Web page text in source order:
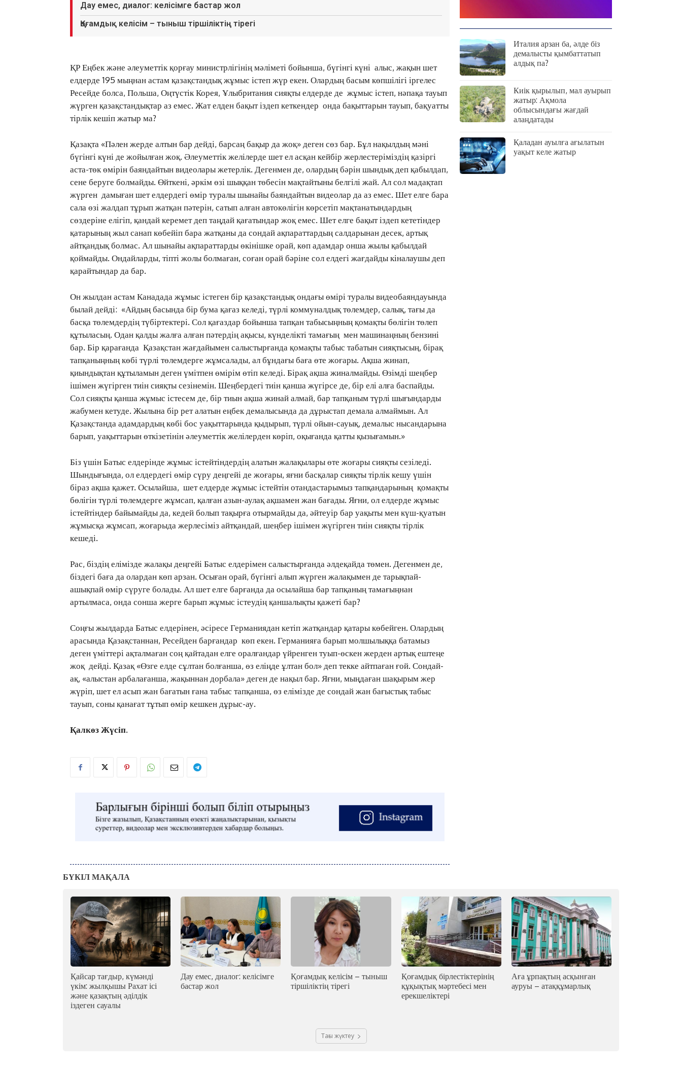
ЖАҢАЛЫҚТАР
ОҚИҒА
КӨЗҚАРАС
СҰХБАТ
АРНАЙЫ ЖОБА
ӘЛЕУМЕТ
ҚҰҚЫҚ
ШЕЖІРЕ
ФОТО ДӘЙЕК
20.9 C Kokshetau
Дау емес, диалог: келісімге бастар жол
Қоғамдық келісім – тыныш тіршіліктің тірегі
ҚР Еңбек және әлеуметтік қорғау министрлігінің мәліметі бойынша, бүгінгі күні алыс, жақын шет
елдерде 195 мыңнан астам қазақстандық жұмыс істеп жүр екен. Олардың басым көпшілігі іргелес
Ресейде болса, Польша, Оңтүстік Корея, Ұлыбритания сияқты елдерде де жұмыс істеп, нәпақа тауып
жүрген қазақстандықтар аз емес. Жат елден бақыт іздеп кеткендер онда бақыттарын тауып, бақуатты
тірлік кешіп жатыр ма?
Қазақта «Пәлен жерде алтын бар дейді, барсаң бақыр да жоқ» деген сөз бар. Бұл нақылдың мәні
бүгінгі күні де жойылған жоқ. Әлеуметтік желілерде шет ел асқан кейбір жерлестеріміздің қазіргі
аста-төк өмірін баяндайтын видеолары жетерлік. Дегенмен де, олардың бәрін шындық деп қабылдап,
сене беруге болмайды. Өйткені, әркім өзі шыққан төбесін мақтайтыны белгілі жай. Ал сол мадақтап
жүрген дамыған шет елдердегі өмір туралы шынайы баяндайтын видеолар да аз емес. Шет елге бара
сала өзі жалдап тұрып жатқан пәтерін, сатып алған автокөлігін көрсетіп мақтанатындардың
сөздеріне елігіп, қандай керемет деп таңдай қағатындар жоқ емес. Шет елге бақыт іздеп кететіндер
қатарының жыл санап көбейіп бара жатқаны да сондай ақпараттардың салдарынан десек, артық
айтқандық болмас. Ал шынайы ақпараттарды өкінішке орай, көп адамдар онша жылы қабылдай
қоймайды. Ондайларды, тіпті жолы болмаған, соған орай бәріне сол елдегі жағдайды кіналаушы деп
қарайтындар да бар.
Он жылдан астам Канадада жұмыс істеген бір қазақстандық ондағы өмірі туралы видеобаяндауында
былай дейді: «Айдың басында бір бума қағаз келеді, түрлі коммуналдық төлемдер, салық, тағы да
басқа төлемдердің түбіртектері. Сол қағаздар бойынша тапқан табысыңның қомақты бөлігін төлеп
құтыласың. Одан қалды жалға алған пәтердің ақысы, күнделікті тамағың мен машинаңның бензині
бар. Бір қарағанда Қазақстан жағдайымен салыстырғанда қомақты табыс табатын сияқтысың, бірақ
тапқаныңның көбі түрлі төлемдерге жұмсалады, ал бұндағы баға өте жоғары. Ақша жинап,
қиындықтан құтыламын деген үмітпен өмірім өтіп келеді. Бірақ ақша жиналмайды. Өзімді шеңбер
ішімен жүгірген тиін сияқты сезінемін. Шеңбердегі тиін қанша жүгірсе де, бір елі алға баспайды.
Сол сияқты қанша жұмыс істесем де, бір тиын ақша жинай алмай, бар тапқаным түрлі шығындарды
жабумен кетуде. Жылына бір рет алатын еңбек демалысында да дұрыстап демала алмаймын. Ал
Қазақстанда адамдардың көбі бос уақыттарында қыдырып, түрлі ойын-сауық, демалыс нысандарына
барып, уақыттарын өткізетінін әлеуметтік желілерден көріп, оқығанда қатты қызығамын.»
Біз үшін Батыс елдерінде жұмыс істейтіндердің алатын жалақылары өте жоғары сияқты сезіледі.
Шындығында, ол елдердегі өмір сүру деңгейі де жоғары, яғни басқалар сияқты тірлік кешу үшін
біраз ақша қажет. Осылайша, шет елдерде жұмыс істейтін отандастарымыз тапқандарының қомақты
бөлігін түрлі төлемдерге жұмсап, қалған азын-аулақ ақшамен жан бағады. Яғни, ол елдерде жұмыс
істейтіндер байымайды да, кедей болып тақырға отырмайды да, әйтеуір бар уақыты мен күш-қуатын
жұмысқа жұмсап, жоғарыда жерлесіміз айтқандай, шеңбер ішімен жүгірген тиін сияқты тірлік
кешеді.
Рас, біздің елімізде жалақы деңгейі Батыс елдерімен салыстырғанда әлдеқайда төмен. Дегенмен де,
біздегі баға да олардан көп арзан. Осыған орай, бүгінгі алып жүрген жалақымен де тарықпай-
ашықпай өмір сүруге болады. Ал шет елге барғанда да осылайша бар тапқаның тамағыңнан
артылмаса, онда сонша жерге барып жұмыс істеудің қаншалықты қажеті бар?
Соңғы жылдарда Батыс елдерінен, әсіресе Германиядан кетіп жатқандар қатары көбейген. Олардың
арасында Қазақстаннан, Ресейден барғандар көп екен. Германияға барып молшылыққа батамыз
деген үміттері ақталмаған соң қайтадан елге оралғандар үйренген туып-өскен жерден артық ештеңе
жоқ дейді. Қазақ «Өзге елде сұлтан болғанша, өз еліңде ұлтан бол» деп текке айтпаған ғой. Сондай-
ақ, «алыстан арбалағанша, жақыннан дорбала» деген де нақыл бар. Яғни, мыңдаған шақырым жер
жүріп, шет ел асып жан бағатын ғана табыс тапқанша, өз елімізде де сондай жан бағыстық табыс
тауып, соны қанағат тұтып өмір кешкен дұрыс-ау.
Қалкөз Жүсіп.
Италия арзан ба, әлде біз
демалысты қымбаттатып
алдық па?
Киік қырылып, мал ауырып
жатыр: Ақмола
облысындағы жағдай
алаңдатады
Қаладан ауылға ағылатын
уақыт келе жатыр
БҮКІЛ МАҚАЛА
Қайсар тағдыр, күмәнді
үкім: жылқышы Рахат ісі
және қазақтың әділдік
іздеген сауалы
Дау емес, диалог: келісімге
бастар жол
Қоғамдық келісім – тыныш
тіршіліктің тірегі
Қоғамдық бірлестіктерінің
құқықтық мәртебесі мен
ерекшеліктері
Аға ұрпақтың асқынған
ауруы – атаққұмарлық
Тағы жүктеу